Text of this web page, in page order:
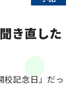
き直した
校記念日」だっ